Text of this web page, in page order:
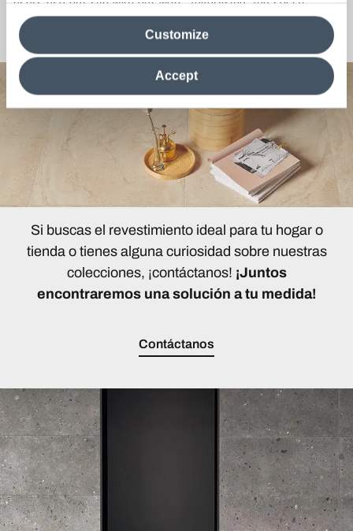
media analytics partners, who may combine itwith other
information in their possession. By closing this banner,
clicking on "Reject", it will be possible tocontinue browsing
the site after installing only technical cookies. For more
information see the
Cookie Policy
Accept
Customize
¿Curiosidades o Preguntas?
Si buscas el revestimiento ideal para tu hogar o
tienda o tienes alguna curiosidad sobre nuestras
colecciones, ¡contáctanos! ¡Juntos
encontraremos una solución a tu medida!
Contáctanos